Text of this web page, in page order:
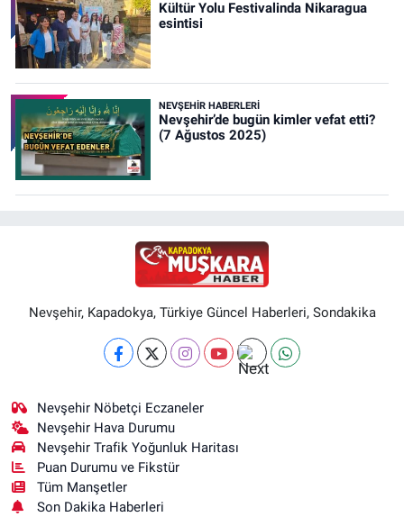
Kültür Yolu Festivalinda Nikaragua
esintisi
NEVŞEHIR HABERLERI
Nevşehir’de bugün kimler vefat etti?
(7 Ağustos 2025)
Nevşehir, Kapadokya, Türkiye Güncel Haberleri, Sondakika
Nevşehir Nöbetçi Eczaneler
Nevşehir Hava Durumu
Nevşehir Trafik Yoğunluk Haritası
Puan Durumu ve Fikstür
Tüm Manşetler
Son Dakika Haberleri